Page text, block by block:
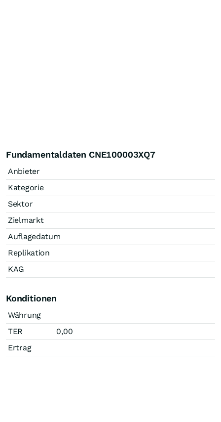
Fundamentaldaten CNE100003XQ7
Anbieter
Kategorie
Sektor
Zielmarkt
Auflagedatum
Replikation
KAG
Konditionen
Währung
TER
0,00
Ertrag